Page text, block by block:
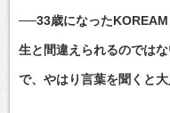
──33歳になった
生と間違えられるのでは
で、やはり言葉を聞くと